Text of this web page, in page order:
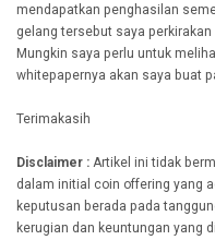
mendapatkan penghasilan
gelang tersebut saya
Mungkin saya perlu untuk
whitepapernya akan saya buat
Terimakasih
Disclaimer : Artikel ini tidak
dalam initial coin offering yang
keputusan berada pada
kerugian dan keuntungan yang